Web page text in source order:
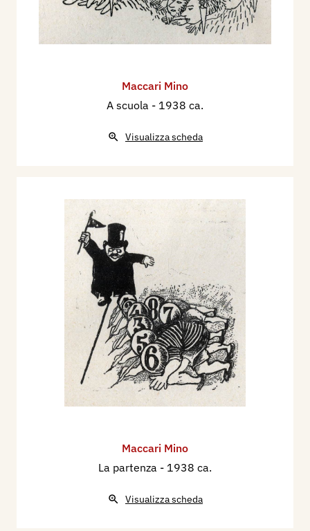
Maccari Mino
A scuola - 1938 ca.
Visualizza scheda
Maccari Mino
La partenza - 1938 ca.
Visualizza scheda